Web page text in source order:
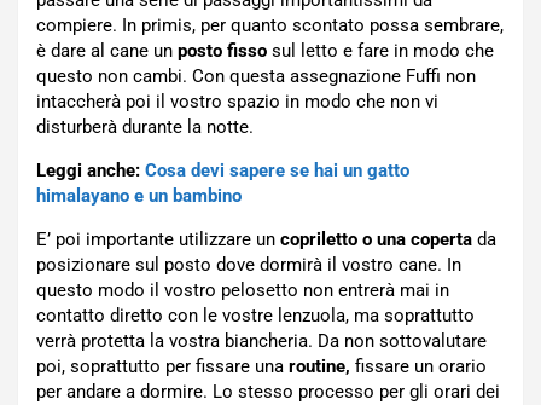
compiere. In primis, per quanto scontato possa sembrare,
è dare al cane un posto fisso sul letto e fare in modo che
questo non cambi. Con questa assegnazione Fuffi non
intaccherà poi il vostro spazio in modo che non vi
disturberà durante la notte.
Leggi anche: Cosa devi sapere se hai un gatto
himalayano e un bambino
E’ poi importante utilizzare un copriletto o una coperta da
posizionare sul posto dove dormirà il vostro cane. In
questo modo il vostro pelosetto non entrerà mai in
contatto diretto con le vostre lenzuola, ma soprattutto
verrà protetta la vostra biancheria. Da non sottovalutare
poi, soprattutto per fissare una routine, fissare un orario
per andare a dormire. Lo stesso processo per gli orari dei